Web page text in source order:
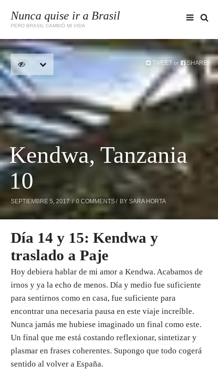
Nunca quise ir a Brasil
PERO BRASIL CAMBIÓ MI VIDA
Kendwa, Tanzania
10
SEPTIEMBRE 5, 2017 0 COMMENTS BYSARA HORTA
TWEET or SHARE
Día 14 y 15: Kendwa y
traslado a Paje
Hoy debiera hablar de mi amor a Kendwa. Acabamos de
irnos y ya la echo de menos. Día y medio fue suficiente
para sentirnos como en casa, fue suficiente para
encontrar una necesaria pausa en este viaje increíble.
Nunca jamás me hubiese imaginado un final como este.
Un final que me está costando reflexionar, sintetizar y
plasmar en frases coherentes. Supongo que todo cogerá
sentido al volver a España.